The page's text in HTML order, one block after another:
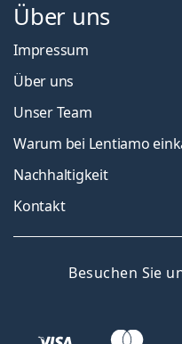
Über uns
Impressum
Über uns
Unser Team
Warum bei Lentiamo
Nachhaltigkeit
Kontakt
Besuchen Sie